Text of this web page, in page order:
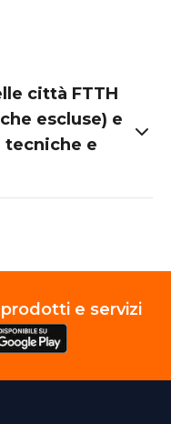
città FTTH
escluse) e
e
e servizi